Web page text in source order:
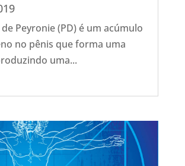
Peyronie (PD) é um acúmulo
no pênis que forma uma
uma...